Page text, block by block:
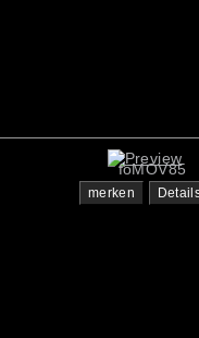
foMOV85
merken